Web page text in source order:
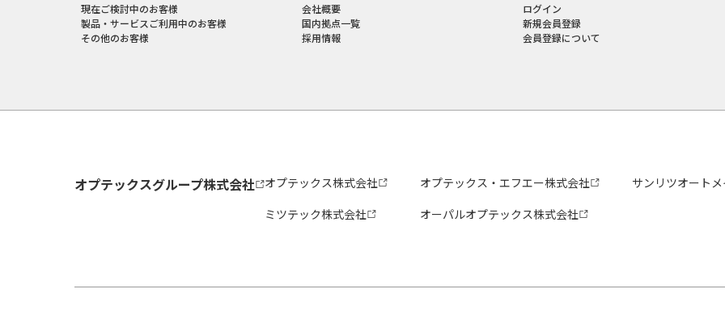
現在ご検討中のお客様
製品・サービスご利用中のお客様
その他のお客様
会社概要
国内拠点一覧
採用情報
ログイン
新規会員登録
会員登録について
オプテックスグループ株式会社 オプテックス株式会社 オプテックス・エフエー株式会社
サンリツオート
ミツテック株式会社
オーパルオプテックス株式会社